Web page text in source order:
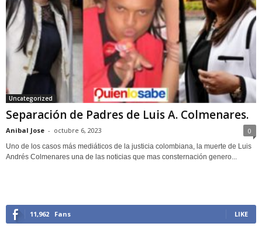
Uncategorized
Separación de Padres de Luis A. Colmenares.
Anibal Jose - octubre 6, 2023 0
Uno de los casos más mediáticos de la justicia colombiana, la muerte de Luis
Andrés Colmenares una de las noticias que mas consternación genero...
11,962 Fans LIKE